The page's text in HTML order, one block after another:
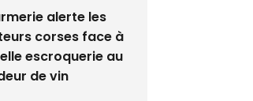
alerte les
corses face à
escroquerie au
de vin